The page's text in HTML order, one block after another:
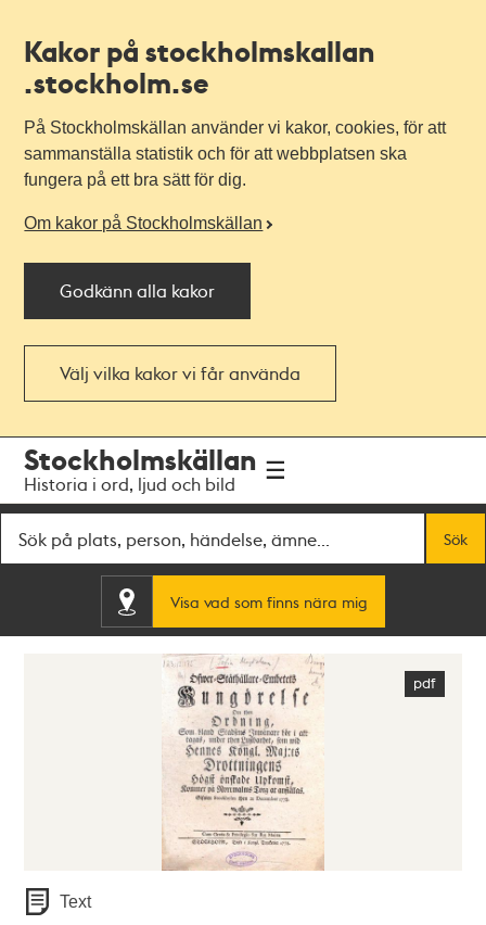
Kakor på stockholmskallan
.stockholm.se
På Stockholmskällan använder vi kakor, cookies, för att
sammanställa statistik och för att webbplatsen ska
fungera på ett bra sätt för dig.
Om kakor på Stockholmskällan
Godkänn alla kakor
Välj vilka kakor vi får använda
navigationen
huvudinnehållet
Stockholmskällan
Historia i ord, ljud och bild
Sök
Visa vad som finns nära mig
Text